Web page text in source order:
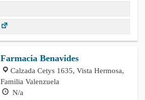
Farmacia Benavides
Calzada Cetys 1635, Vista Hermosa,
Familia Valenzuela
N/a